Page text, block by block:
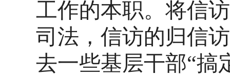
工作的本职。将信
司法，信访的归信
去一些基层干部“搞